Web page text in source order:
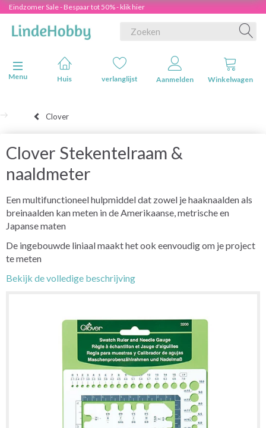
Eindzomer Sale - Bespaar tot 50% - klik hier
Navigatie in-/uitschakelen
Menu
Huis verlanglijst Aanmelden Winkelwagen
Clover
Clover Stekentelraam &
naaldmeter
Een multifunctioneel hulpmiddel dat zowel je haaknaalden als
breinaalden kan meten in de Amerikaanse, metrische en
Japanse maten
De ingebouwde liniaal maakt het ook eenvoudig om je project
te meten
Bekijk de volledige beschrijving